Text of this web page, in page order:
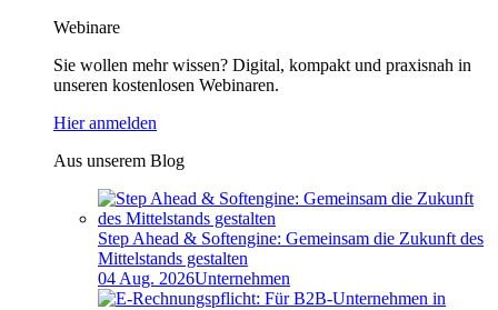
Webinare
Sie wollen mehr wissen? Digital, kompakt und praxisnah in
unseren kostenlosen Webinaren.
Hier anmelden
Aus unserem Blog
Step Ahead & Softengine: Gemeinsam die Zukunft des
Mittelstands gestalten
04 Aug. 2026Unternehmen